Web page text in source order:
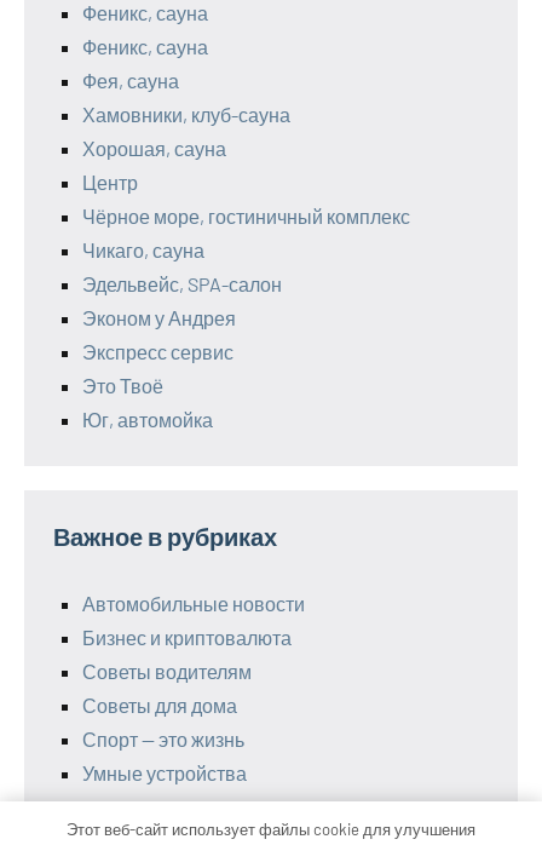
Феникс, сауна
Феникс, сауна
Фея, сауна
Хамовники, клуб-сауна
Хорошая, сауна
Центр
Чёрное море, гостиничный комплекс
Чикаго, сауна
Эдельвейс, SPA-салон
Эконом у Андрея
Экспресс сервис
Это Твоё
Юг, автомойка
Важное в рубриках
Автомобильные новости
Бизнес и криптовалюта
Советы водителям
Советы для дома
Спорт — это жизнь
Умные устройства
Этот веб-сайт использует файлы cookie для улучшения